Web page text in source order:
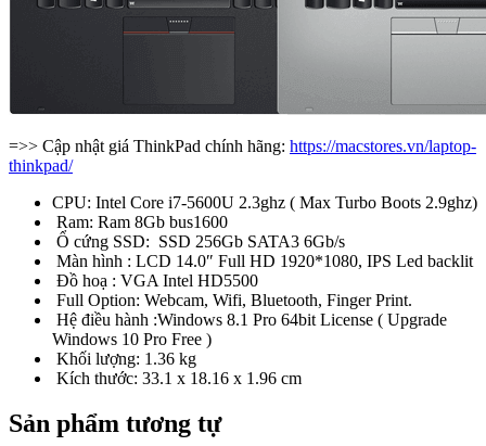
=>> Cập nhật giá ThinkPad chính hãng: https://macstores.vn/laptop-
thinkpad/
CPU: Intel Core i7-5600U 2.3ghz ( Max Turbo Boots 2.9ghz)
Ram: Ram 8Gb bus1600
Ổ cứng SSD: SSD 256Gb SATA3 6Gb/s
Màn hình : LCD 14.0″ Full HD 1920*1080, IPS Led backlit
Đồ hoạ : VGA Intel HD5500
Full Option: Webcam, Wifi, Bluetooth, Finger Print.
Hệ điều hành :Windows 8.1 Pro 64bit License ( Upgrade
Windows 10 Pro Free )
Khối lượng: 1.36 kg
Kích thước: 33.1 x 18.16 x 1.96 cm
Sản phẩm tương tự